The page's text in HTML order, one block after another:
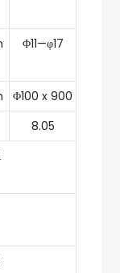
Φ11—φ17
Φ100 x 900
8.05